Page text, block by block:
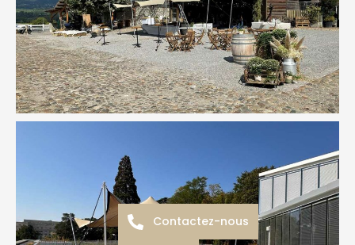
Contactez-nous